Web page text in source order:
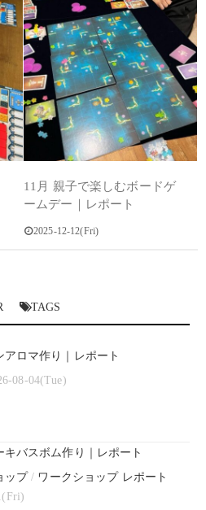
11月 親子で楽しむボードゲ
ームデー｜レポート
2025-12-12(Fri)
TAGS
アロマ作り｜レポート
08-04(Tue)
キバスボム作り｜レポート
ップ/ ワークショップ レポート